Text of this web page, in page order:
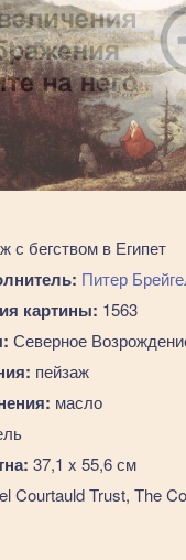
с бегством в Египет
Питер
картины: 1563
Северное
пейзаж
масло
37,1 x 55,6 см
Courtauld Trust, The